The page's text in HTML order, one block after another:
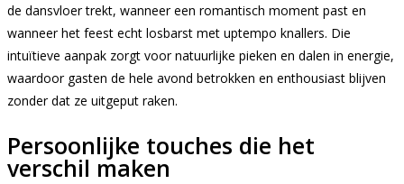
de dansvloer trekt, wanneer een romantisch moment past en
wanneer het feest echt losbarst met uptempo knallers. Die
intuïtieve aanpak zorgt voor natuurlijke pieken en dalen in energie,
waardoor gasten de hele avond betrokken en enthousiast blijven
zonder dat ze uitgeput raken.
Persoonlijke touches die het
verschil maken